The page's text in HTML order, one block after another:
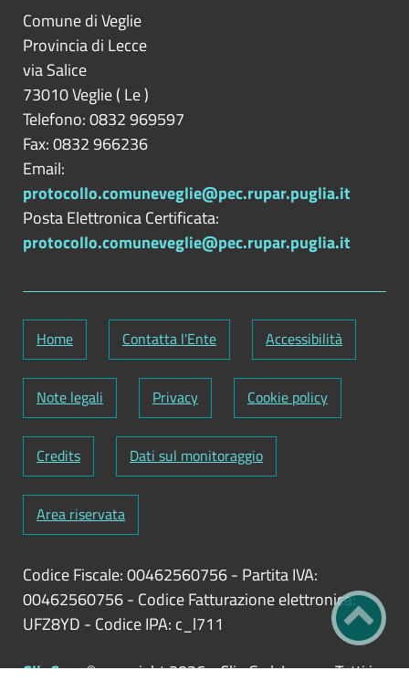
Comune di Veglie
Provincia di Lecce
via Salice
73010Veglie( Le)
Telefono: 0832 969597
Fax: 0832 966236
Email:
protocollo.comuneveglie@pec.rupar.puglia.it
Posta Elettronica Certificata:
protocollo.comuneveglie@pec.rupar.puglia.it
Home Contatta l'Ente Accessibilità
Note legali Privacy Cookie policy
Credits Dati sul monitoraggio
Area riservata
Codice Fiscale: 00462560756- Partita IVA:
00462560756- Codice Fatturazione elettronica:
UFZ8YD - Codice IPA: c_l711
ClioCom© copyright 2026 - Clio S.r.l. Lecce - Tutti i